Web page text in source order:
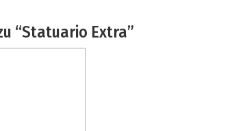
“Statuario Extra”